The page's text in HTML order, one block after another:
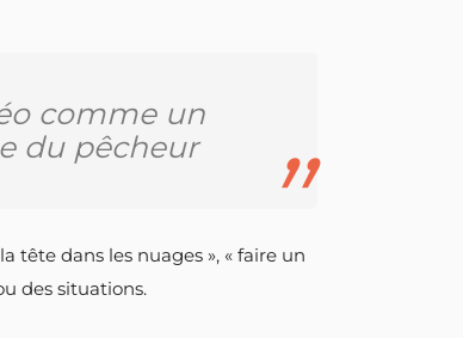
comme un
du pêcheur
tête dans les nuages », « faire un
des situations.